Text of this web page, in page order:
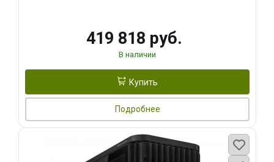
419 818 руб.
В наличии
Купить
Подробнее